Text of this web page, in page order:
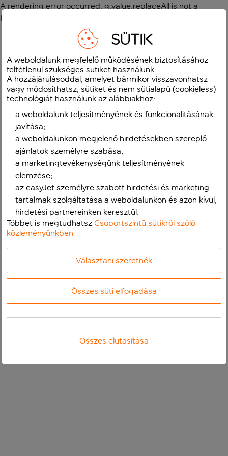
A rendering error occurred: g.value.replaceAll is not a
function
SÜTIK
A weboldalunk megfelelő működésének biztosításához
feltétlenül szükséges sütiket használunk.
A hozzájárulásoddal, amelyet bármikor visszavonhatsz
vagy módosíthatsz, sütiket és nem sütialapú (cookieless)
technológiát használunk az alábbiakhoz:
a weboldalunk teljesítményének és funkcionalitásának
javítása;
a weboldalunkon megjelenő hirdetésekben szereplő
ajánlatok személyre szabása;
a marketingtevékenységünk teljesítményének
elemzése;
az easyJet személyre szabott hirdetési és marketing
tartalmak szolgáltatása a weboldalunkon és azon kívül,
hirdetési partnereinken keresztül.
Többet is megtudhatszCsoportszintű sütikről szóló
közleményünkben
Választani szeretnék
Összes süti elfogadása
Összes elutasítása